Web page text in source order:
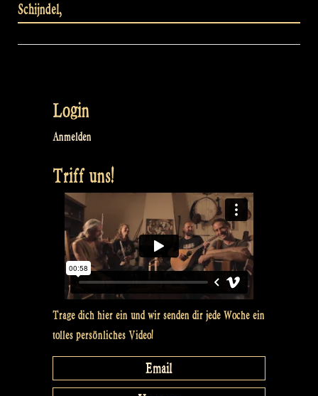
Schijndel,
Login
Anmelden
Triff uns!
Trage dich hier ein und wir senden dir jede Woche ein
tolles persönliches Video!